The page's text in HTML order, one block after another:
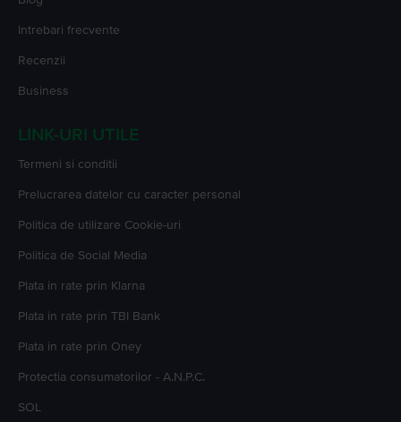
Intrebari frecvente
Recenzii
Business
LINK-URI UTILE
Termeni si conditii
Prelucrarea datelor cu caracter personal
Politica de utilizare Cookie-uri
Politica de Social Media
Plata in rate prin Klarna
Plata in rate prin TBI Bank
Plata in rate prin Oney
Protectia consumatorilor - A.N.P.C.
SOL